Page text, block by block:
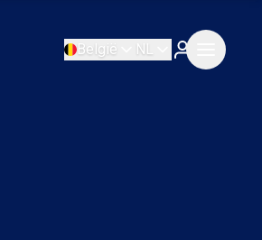
België NL